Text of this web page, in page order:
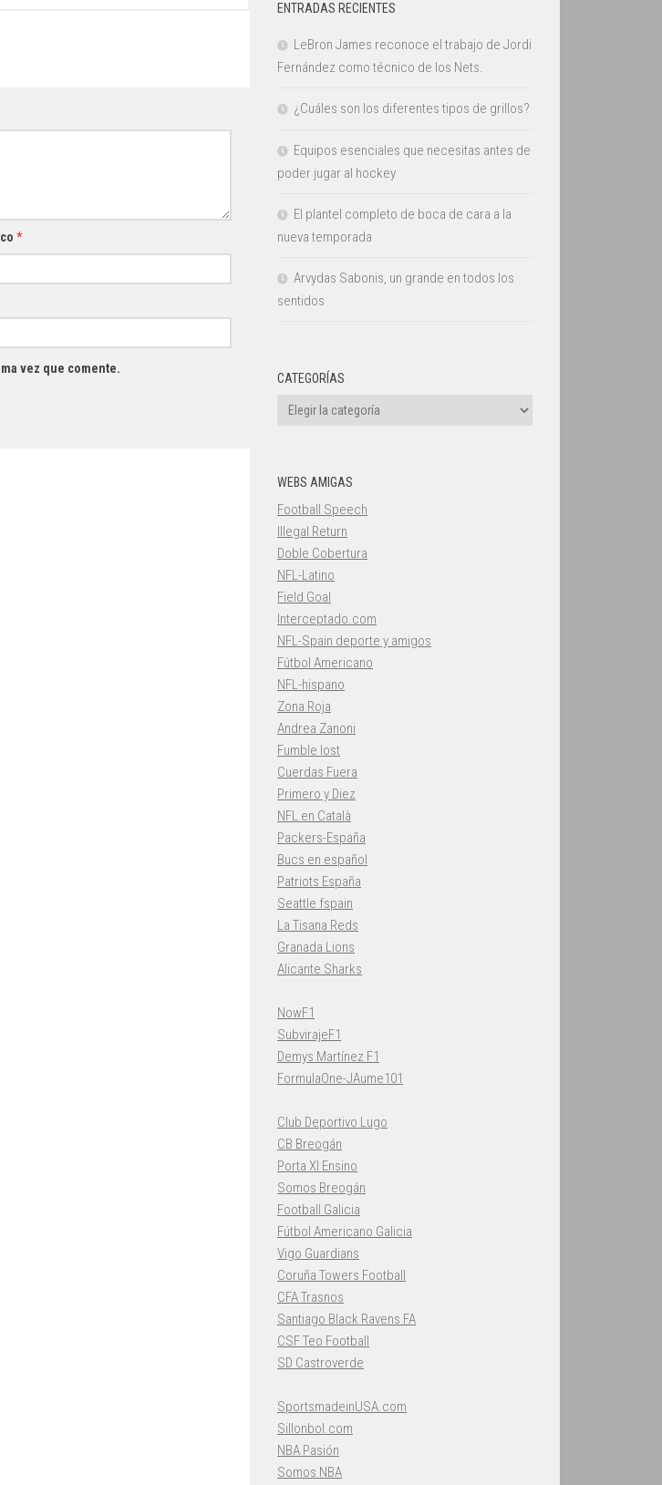
*
vez que comente.
ENTRADAS RECIENTES
LeBron James reconoce el trabajo de Jordi
Fernández como técnico de los Nets.
¿Cuáles son los diferentes tipos de grillos?
Equipos esenciales que necesitas antes de
poder jugar al hockey
El plantel completo de boca de cara a la
nueva temporada
Arvydas Sabonis, un grande en todos los
sentidos
CATEGORÍAS
Categorías
WEBS AMIGAS
Football Speech
Illegal Return
Doble Cobertura
NFL-Latino
Field Goal
Interceptado.com
NFL-Spain deporte y amigos
Fútbol Americano
NFL-hispano
Zona Roja
Andrea Zanoni
Fumble lost
Cuerdas Fuera
Primero y Diez
NFL en Català
Packers-España
Bucs en español
Patriots España
Seattle fspain
La Tisana Reds
Granada Lions
Alicante Sharks
NowF1
SubvirajeF1
Demys Martínez F1
FormulaOne-JAume101
Club Deportivo Lugo
CB Breogán
Porta XI Ensino
Somos Breogán
Football Galicia
Fútbol Americano Galicia
Vigo Guardians
Coruña Towers Football
CFA Trasnos
Santiago Black Ravens FA
CSF Teo Football
SD Castroverde
SportsmadeinUSA.com
Sillonbol.com
NBA Pasión
Somos NBA